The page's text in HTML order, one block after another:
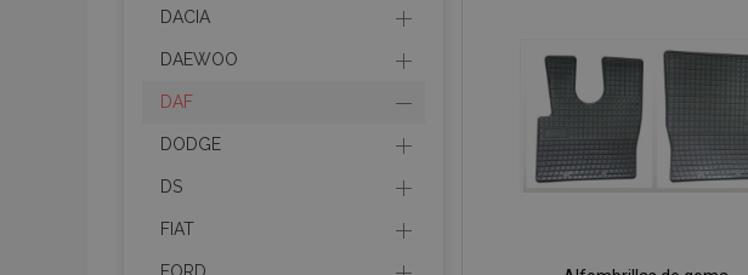
DACIA
DAEWOO
DAF
DODGE
DS
FIAT